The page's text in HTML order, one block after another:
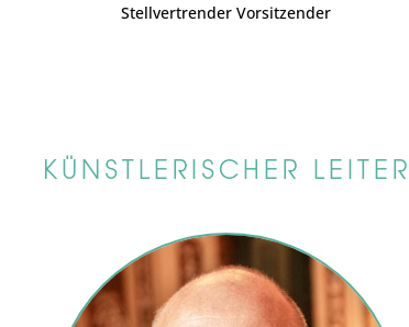
Stellvertrender Vorsitzender
KÜNSTLERISCHER LEITER